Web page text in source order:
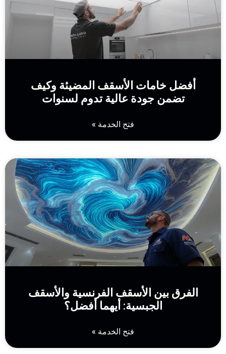
أفضل خامات الأسقف المضيئة وكيف
تضمن جودة عالية تدوم لسنوات
فتح الخدمة »
الفرق بين الأسقف الفرنسية والأسقف
الجبسية: أيهما أفضل؟
فتح الخدمة »